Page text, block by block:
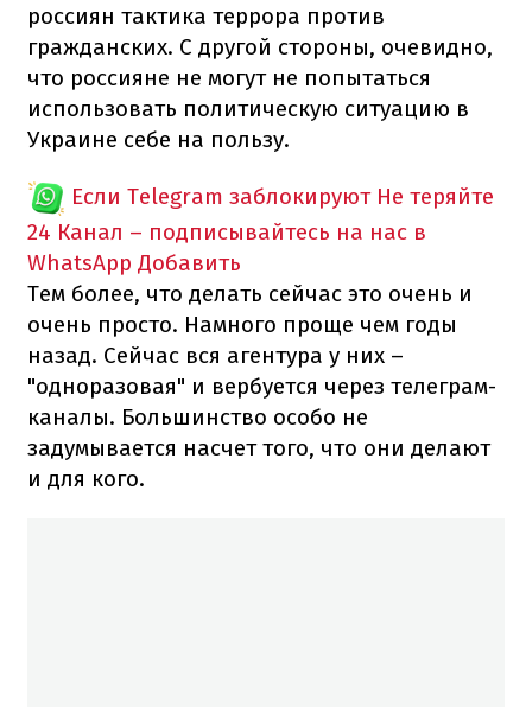
россиян тактика террора против
гражданских. С другой стороны, очевидно,
что россияне не могут не попытаться
использовать политическую ситуацию в
Украине себе на пользу.
Если Telegram заблокируют Не теряйте
24 Канал – подписывайтесь на нас в
WhatsApp Добавить
Тем более, что делать сейчас это очень и
очень просто. Намного проще чем годы
назад. Сейчас вся агентура у них –
"одноразовая" и вербуется через телеграм-
каналы. Большинство особо не
задумывается насчет того, что они делают
и для кого.